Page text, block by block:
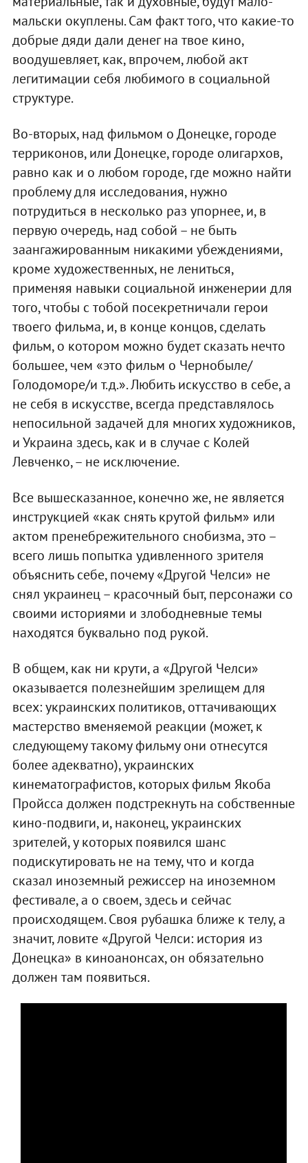
мальски окуплены. Сам факт того, что какие-то
добрые дяди дали денег на твое кино,
воодушевляет, как, впрочем, любой акт
легитимации себя любимого в социальной
структуре.
Во-вторых, над фильмом о Донецке, городе
терриконов, или Донецке, городе олигархов,
равно как и о любом городе, где можно найти
проблему для исследования, нужно
потрудиться в несколько раз упорнее, и, в
первую очередь, над собой – не быть
заангажированным никакими убеждениями,
кроме художественных, не лениться,
применяя навыки социальной инженерии для
того, чтобы с тобой посекретничали герои
твоего фильма, и, в конце концов, сделать
фильм, о котором можно будет сказать нечто
большее, чем «это фильм о Чернобыле/
Голодоморе/и т.д.». Любить искусство в себе, а
не себя в искусстве, всегда представлялось
непосильной задачей для многих художников,
и Украина здесь, как и в случае с Колей
Левченко, – не исключение.
Все вышесказанное, конечно же, не является
инструкцией «как снять крутой фильм» или
актом пренебрежительного снобизма, это –
всего лишь попытка удивленного зрителя
объяснить себе, почему «Другой Челси» не
снял украинец – красочный быт, персонажи со
своими историями и злободневные темы
находятся буквально под рукой.
В общем, как ни крути, а «Другой Челси»
оказывается полезнейшим зрелищем для
всех: украинских политиков, оттачивающих
мастерство вменяемой реакции (может, к
следующему такому фильму они отнесутся
более адекватно), украинских
кинематографистов, которых фильм Якоба
Пройсса должен подстрекнуть на собственные
кино-подвиги, и, наконец, украинских
зрителей, у которых появился шанс
подискутировать не на тему, что и когда
сказал иноземный режиссер на иноземном
фестивале, а о своем, здесь и сейчас
происходящем. Своя рубашка ближе к телу, а
значит, ловите «Другой Челси: история из
Донецка» в киноанонсах, он обязательно
должен там появиться.